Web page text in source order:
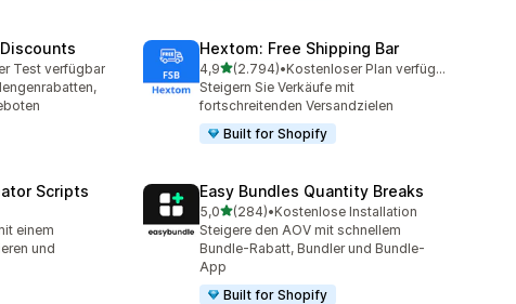
Test verfügbar
Hextom: Free Shipping Bar
4,9von 5 Sternen
(2.794)
2794 Rezensionen insgesamt
•
Kostenloser Plan verfügbar
Steigern Sie Verkäufe mit
fortschreitenden Versandzielen
Built for Shopify
Scripts
einem
und
Easy Bundles Quantity Breaks
5,0von 5 Sternen
(284)
284 Rezensionen insgesamt
•Kostenlose Installation
Steigere den AOV mit schnellem
Bundle-Rabatt, Bundler und Bundle-
App
Built for Shopify